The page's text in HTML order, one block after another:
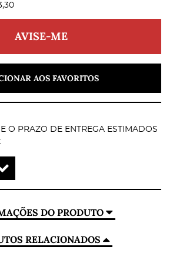
AVISE-ME
AOS FAVORITOS
O PRAZO DE ENTREGA ESTIMADOS
DO PRODUTO
RELACIONADOS